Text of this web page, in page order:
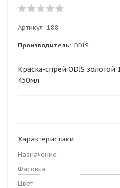
Артикул: 188
Производитель: ODIS
Краска-спрей ODIS золотой
450мл
Характеристики
Назначение
Фасовка
Цвет